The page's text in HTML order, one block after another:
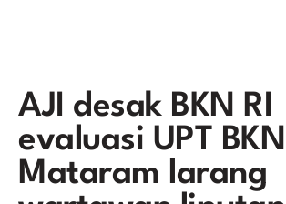
AJI desak BKN RI
evaluasi UPT BKN
Mataram larang